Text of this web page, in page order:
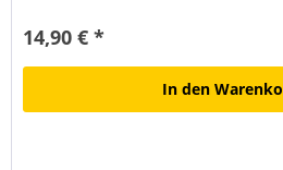
14,90 € *
In den